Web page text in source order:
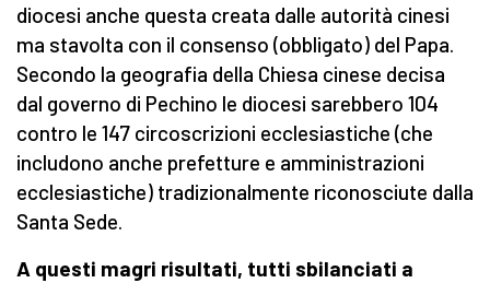
diocesi anche questa creata dalle autorità cinesi
ma stavolta con il consenso (obbligato) del Papa.
Secondo la geografia della Chiesa cinese decisa
dal governo di Pechino le diocesi sarebbero 104
contro le 147 circoscrizioni ecclesiastiche (che
includono anche prefetture e amministrazioni
ecclesiastiche) tradizionalmente riconosciute dalla
Santa Sede.
A questi magri risultati, tutti sbilanciati a